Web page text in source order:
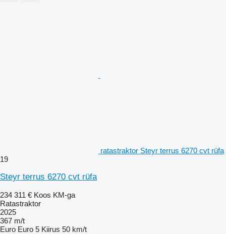
ratastraktor Steyr terrus 6270 cvt rüfa
19
Steyr terrus 6270 cvt rüfa
234 311 € Koos KM-ga
Ratastraktor
2025
367 m/t
Euro Euro 5 Kiirus 50 km/t